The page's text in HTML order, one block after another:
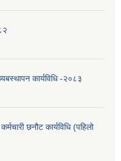
कार्यविधि -२०८३
छनौट कार्यविधि (पहिलो